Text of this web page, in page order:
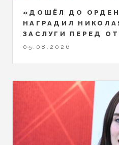
«ДОШЁЛ ДО
НАГРАДИЛ
ЗАСЛУГИ ПЕРЕД
05.08.2026